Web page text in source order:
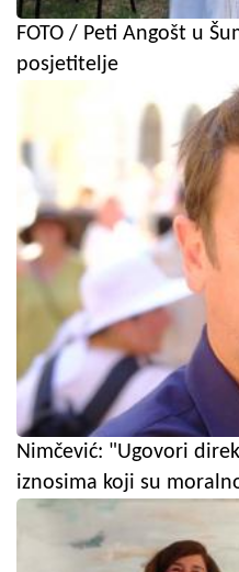
FOTO / Peti Angošt u
posjetitelje
Nimčević: "Ugovori
iznosima koji su